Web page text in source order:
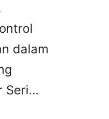
dalam
Seri…